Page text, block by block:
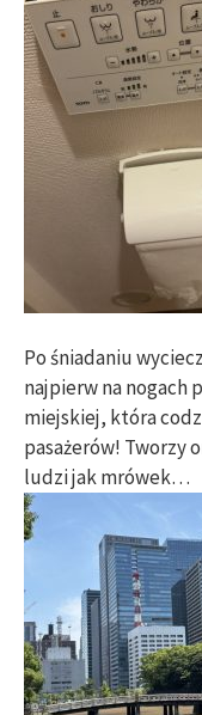
Po śniadaniu
najpierw na nogach
miejskiej, która
pasażerów! Tworzy
ludzi jak mrówek…